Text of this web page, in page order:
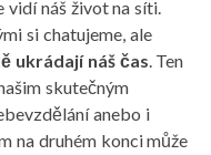
vidí náš život na síti.
si chatujeme, ale
ukrádají náš čas. Ten
skutečným
anebo i
na druhém konci může